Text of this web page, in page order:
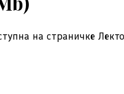
на страничке